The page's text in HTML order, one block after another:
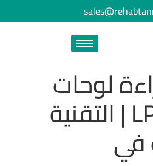
لوحات
السيارات LPR | التقنية
في